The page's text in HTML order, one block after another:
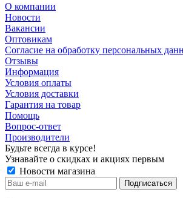
О компании
Новости
Вакансии
Оптовикам
Cогласие на обработку персональных
Отзывы
Информация
Условия оплаты
Условия доставки
Гарантия на товар
Помощь
Вопрос-ответ
Производители
Будьте всегда в курсе!
Узнавайте о скидках и акциях первым
Новости магазина